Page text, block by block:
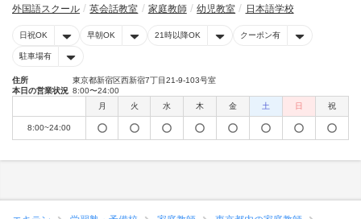
外国語スクール 英会話教室 家庭教師 幼児教室 日本語学校
日祝OK 早朝OK 21時以降OK クーポン有
駐車場有
住所
東京都新宿区西新宿7丁目21-9-103号室
本日の営業状況 8:00〜24:00
月
火 水 木 金 土 日 祝
8:00~24:00